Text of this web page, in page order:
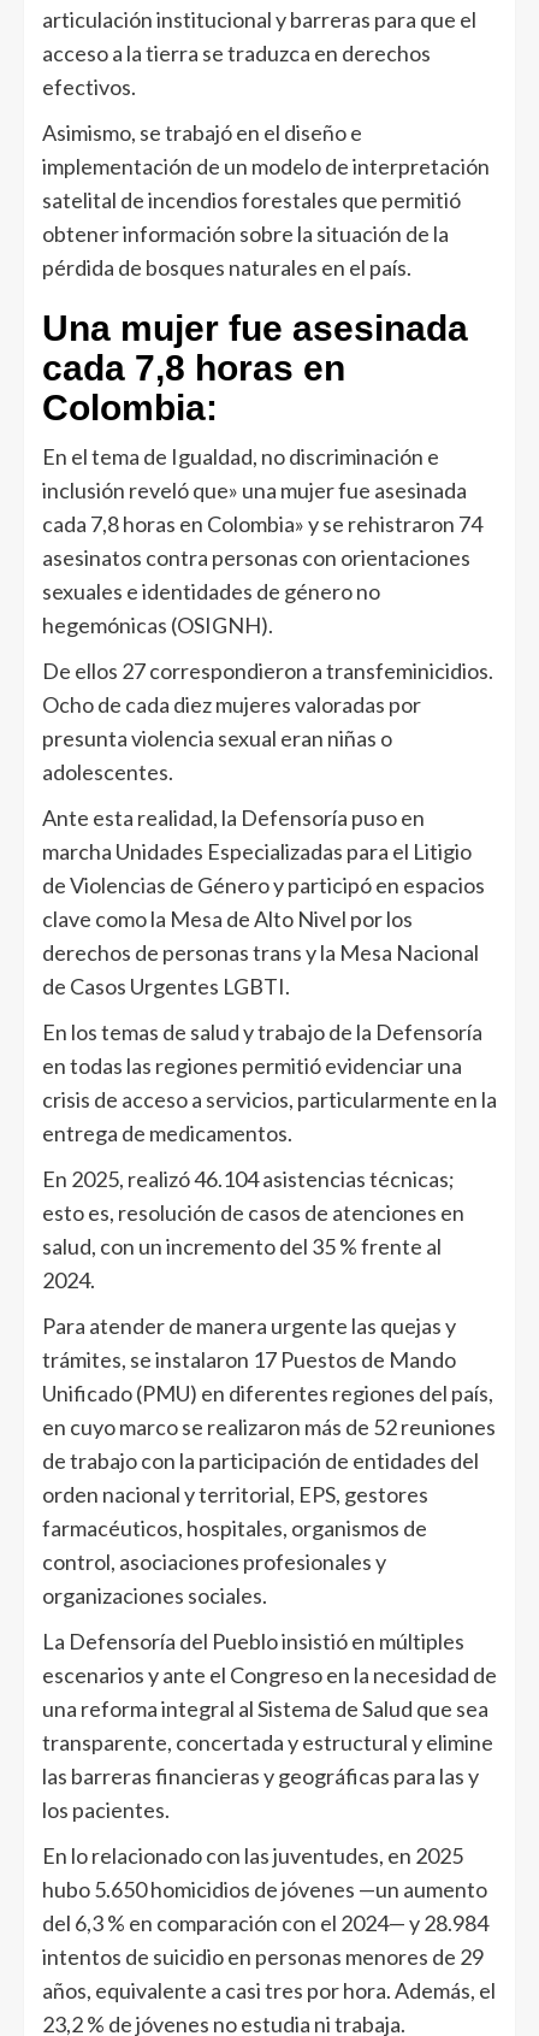
articulación institucional y barreras para que el
acceso a la tierra se traduzca en derechos
efectivos.
Asimismo, se trabajó en el diseño e
implementación de un modelo de interpretación
satelital de incendios forestales que permitió
obtener información sobre la situación de la
pérdida de bosques naturales en el país.
Una mujer fue asesinada
cada 7,8 horas en
Colombia:
En el tema de Igualdad, no discriminación e
inclusión reveló que» una mujer fue asesinada
cada 7,8 horas en Colombia» y se rehistraron 74
asesinatos contra personas con orientaciones
sexuales e identidades de género no
hegemónicas (OSIGNH).
De ellos 27 correspondieron a transfeminicidios.
Ocho de cada diez mujeres valoradas por
presunta violencia sexual eran niñas o
adolescentes.
Ante esta realidad, la Defensoría puso en
marcha Unidades Especializadas para el Litigio
de Violencias de Género y participó en espacios
clave como la Mesa de Alto Nivel por los
derechos de personas trans y la Mesa Nacional
de Casos Urgentes LGBTI.
En los temas de salud y trabajo de la Defensoría
en todas las regiones permitió evidenciar una
crisis de acceso a servicios, particularmente en la
entrega de medicamentos.
En 2025, realizó 46.104 asistencias técnicas;
esto es, resolución de casos de atenciones en
salud, con un incremento del 35 % frente al
2024.
Para atender de manera urgente las quejas y
trámites, se instalaron 17 Puestos de Mando
Unificado (PMU) en diferentes regiones del país,
en cuyo marco se realizaron más de 52 reuniones
de trabajo con la participación de entidades del
orden nacional y territorial, EPS, gestores
farmacéuticos, hospitales, organismos de
control, asociaciones profesionales y
organizaciones sociales.
La Defensoría del Pueblo insistió en múltiples
escenarios y ante el Congreso en la necesidad de
una reforma integral al Sistema de Salud que sea
transparente, concertada y estructural y elimine
las barreras financieras y geográficas para las y
los pacientes.
En lo relacionado con las juventudes, en 2025
hubo 5.650 homicidios de jóvenes —un aumento
del 6,3 % en comparación con el 2024— y 28.984
intentos de suicidio en personas menores de 29
años, equivalente a casi tres por hora. Además, el
23,2 % de jóvenes no estudia ni trabaja.